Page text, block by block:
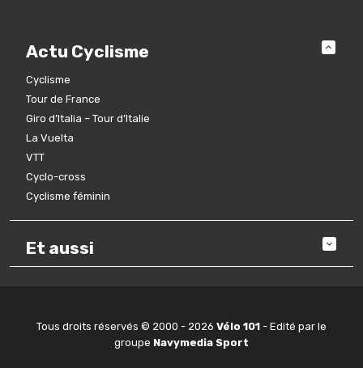
Actu Cyclisme
Cyclisme
Tour de France
Giro d’Italia – Tour d’Italie
La Vuelta
VTT
Cyclo-cross
Cyclisme féminin
Et aussi
Tous droits réservés © 2000 - 2026 Vélo 101 - Edité par le
groupe Navymedia Sport